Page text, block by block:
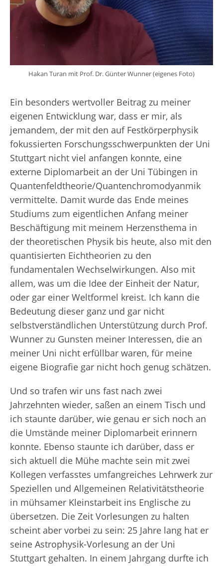
Hakan Turan mit Prof. Dr. Günter Wunner (eigenes Foto)
Ein besonders wertvoller Beitrag zu meiner
eigenen Entwicklung war, dass er mir, als
jemandem, der mit den auf Festkörperphysik
fokussierten Forschungsschwerpunkten der Uni
Stuttgart nicht viel anfangen konnte, eine
externe Diplomarbeit an der Uni Tübingen in
Quantenfeldtheorie/Quantenchromodyanmik
vermittelte. Damit wurde das Ende meines
Studiums zum eigentlichen Anfang meiner
Beschäftigung mit meinem Herzensthema in
der theoretischen Physik bis heute, also mit den
quantisierten Eichtheorien zu den
fundamentalen Wechselwirkungen. Also mit
allem, was um die Idee der Einheit der Natur,
oder gar einer Weltformel kreist. Ich kann die
Bedeutung dieser ganz und gar nicht
selbstverständlichen Unterstützung durch Prof.
Wunner zu Gunsten meiner Interessen, die an
meiner Uni nicht erfüllbar waren, für meine
eigene Biografie gar nicht hoch genug schätzen.
Und so trafen wir uns fast nach zwei
Jahrzehnten wieder, saßen an einem Tisch und
ich staunte darüber, wie genau er sich noch an
die Umstände meiner Diplomarbeit erinnern
konnte. Ebenso staunte ich darüber, dass er
sich aktuell die Mühe machte sein mit zwei
Kollegen verfasstes umfangreiches Lehrwerk zur
Speziellen und Allgemeinen Relativitätstheorie
in mühsamer Kleinstarbeit ins Englische zu
übersetzen. Die Zeit Vorlesungen zu halten
scheint aber vorbei zu sein: 25 Jahre lang hat er
seine Astrophysik-Vorlesung an der Uni
Stuttgart gehalten. In einem Jahrgang durfte ich